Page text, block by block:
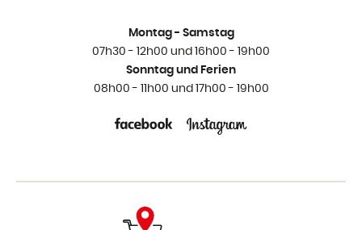
Montag - Samstag
07h30 - 12h00 und 16h00 - 19h00
Sonntag und Ferien
08h00 - 11h00 und 17h00 - 19h00